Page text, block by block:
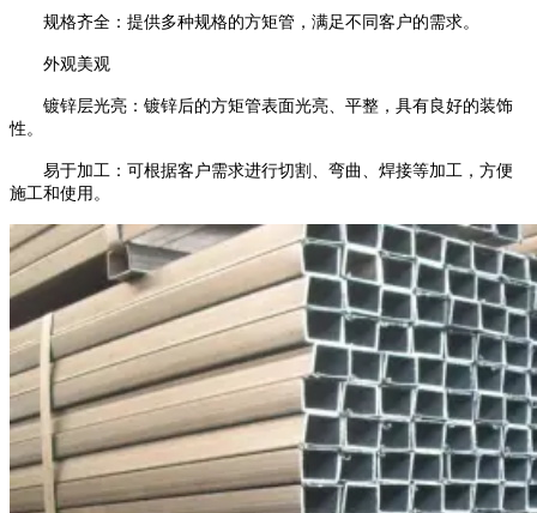
规格齐全：提供多种规格的方矩管，满足不同客户的需求。
外观美观
镀锌层光亮：镀锌后的方矩管表面光亮、平整，具有良好的装饰
性。
易于加工：可根据客户需求进行切割、弯曲、焊接等加工，方便
施工和使用。